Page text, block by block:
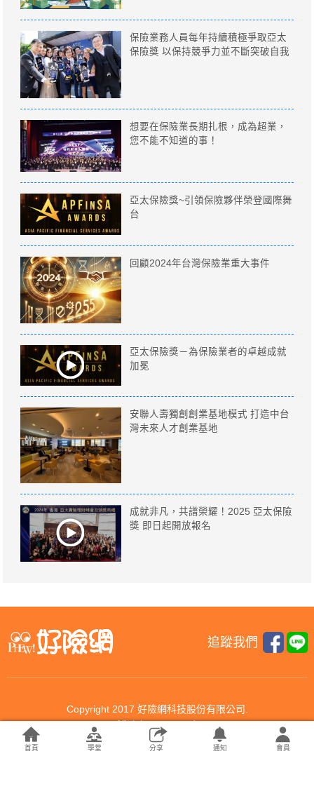
保險業務人員每年持續積極爭取亞太
保險獎 以保持競爭力並不斷突破自我
想要在保險業長期扎根，成為超業，
您不能不知道的事！
亞太保險獎~引領保險夥伴榮登國際舞
台
回顧2024年台灣保險業重大事件
亞太保險獎－為保險業者的卓越成就
加冕
安聯人壽獨創創業基地模式 打造中台
灣未來人才創業基地
成就非凡，共譜榮耀！2025 亞太保險
獎 即日起開放報名
追蹤我們
Copyright 2017 好險網科技股份有限公司.
All rights reserved.